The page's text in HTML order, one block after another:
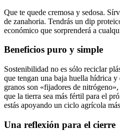
Que te quede cremosa y sedosa.
de zanahoria. Tendrás un dip
económico que sorprenderá a
Beneficios puro y simple
Sostenibilidad no es sólo reciclar
que tengan una baja huella hídrica
granos son «fijadores de
que la tierra sea más fértil para el
estás apoyando un ciclo agrícola
Una reflexión para el cierre